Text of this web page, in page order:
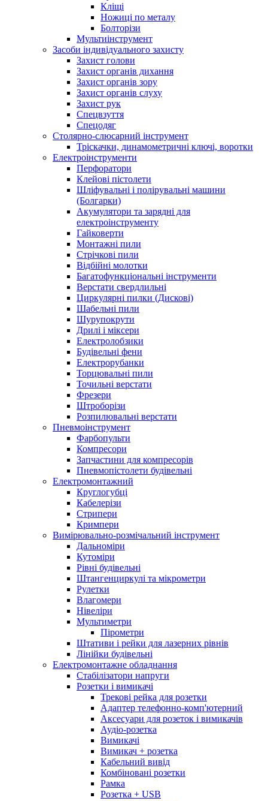
Кліщі
Ножиці по металу
Болторізи
Мультиінструмент
Засоби індивідуального захисту
Захист голови
Захист органів дихання
Захист органів зору
Захист органів слуху
Захист рук
Спецвзуття
Спецодяг
Столярно-слюсарний інструмент
Тріскачки, динамометричні ключі, воротки
Електроінструменти
Перфоратори
Клейові пістолети
Шліфувальні і полірувальні машини
(Болгарки)
Акумулятори та зарядні для
електроінструменту
Гайковерти
Монтажні пили
Стрічкові пили
Відбійні молотки
Багатофункціональні інструменти
Верстати свердлильні
Циркулярні пилки (Дискові)
Шабельні пили
Шурупокрути
Дрилі і міксери
Електролобзики
Будівельні фени
Електрорубанки
Торцювальні пили
Точильні верстати
Фрезери
Штроборізи
Розпилювальні верстати
Пневмоінструмент
Фарбопульти
Компресори
Запчастини для компресорів
Пневмопістолети будівельні
Електромонтажний
Круглогубці
Кабелерізи
Стрипери
Кримпери
Вимірювально-розмічальний інструмент
Дальноміри
Кутоміри
Рівні будівельні
Штангенциркулі та мікрометри
Рулетки
Влагомери
Нівеліри
Мультиметри
Пірометри
Штативи і рейки для лазерних рівнів
Лінійки будівельні
Електромонтажне обладнання
Стабілізатори напруги
Розетки і вимикачі
Трекові рейка для розетки
Адаптер телефонно-комп'ютерний
Аксесуари для розеток і вимикачів
Аудіо-розетка
Вимикачі
Вимикач + розетка
Кабельний вивід
Комбіновані розетки
Рамка
Розетка + USB